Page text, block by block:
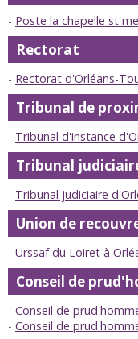
Poste la chapelle st
Rectorat
Rectorat d'Orléans-
Tribunal de
Tribunal d'instance
Tribunal
Tribunal judiciaire
Union de
Urssaf du Loiret à
Conseil de
Conseil de
Conseil de